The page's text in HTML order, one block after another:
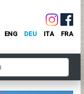
ENG DEU ITA FRA